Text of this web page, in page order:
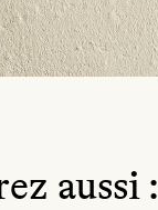
aussi :